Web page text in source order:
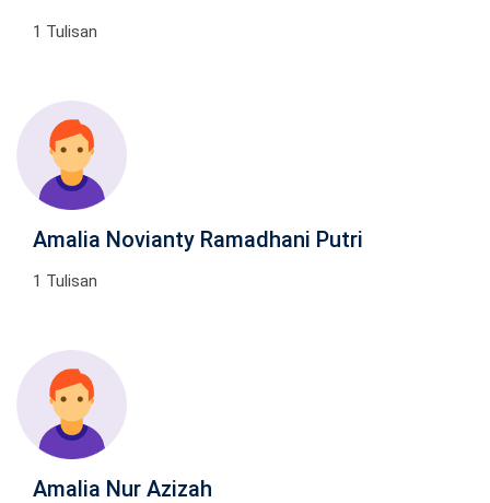
1 Tulisan
Amalia Novianty Ramadhani Putri
1 Tulisan
Amalia Nur Azizah